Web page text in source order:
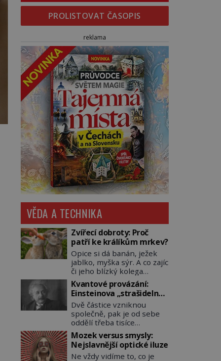
PROLISTOVAT ČASOPIS
reklama
VĚDA A TECHNIKA
Zvířecí dobroty: Proč
patří ke králíkům mrkev?
Opice si dá banán, ježek
jablko, myška sýr. A co zajíc
či jeho blízký kolega
králík? Ti si samozřejmě
pochutnají na mrkvi! Proč
jsou podobné představy o
potravě zvířat často spíš
mýty? Pokud máte doma
králíka, mrkev mu dát
můžete. A nejspíš mu i
bude chutnat, ovšem měl
by ji mít jen jako občasný
Kvantové provázání:
Einsteinova „strašidelná
akce na dálku“ dál mate i
fascinuje vědce
Dvě částice vzniknou
společně, pak je od sebe
oddělí třeba tisíce
kilometrů. Přesto se při
měření chovají, jako by
mezi nimi existovalo
neviditelné pouto. Albert
Mozek versus smysly:
Nejslavnější optické iluze
Ne vždy vidíme to, co je